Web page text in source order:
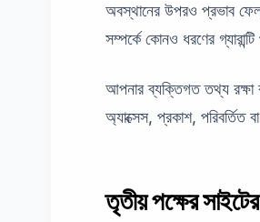
অবস্থানের উপরও প্রভাব
সম্পর্কে কোনও ধরণের
আপনার ব্যক্তিগত তথ্য রক্ষা
অ্যাক্সেস, প্রকাশ, পরিবর্তিত
তৃতীয় পক্ষের